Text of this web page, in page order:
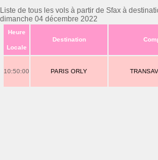
Liste de tous les vols à partir de Sfax à
dimanche 04 décembre 2022
Heure
Locale
Destination
10:50:00 PARIS ORLY